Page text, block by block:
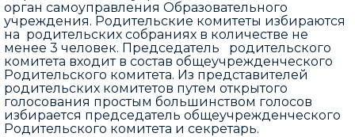
орган самоуправления Образовательного
учреждения. Родительские комитеты избираются
на родительских собраниях в количестве не
менее 3 человек. Председатель родительского
комитета входит в состав общеучрежденческого
Родительского комитета. Из представителей
родительских комитетов путем открытого
голосования простым большинством голосов
избирается председатель общеучрежденческого
Родительского комитета и секретарь.